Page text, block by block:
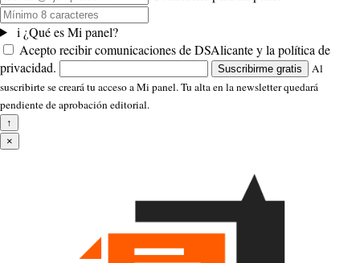
i ¿Qué es Mi panel?
Acepto recibir comunicaciones de DSAlicante y la política de
privacidad.
Suscribirme gratis
Al
suscribirte se creará tu acceso a Mi panel. Tu alta en la newsletter quedará
pendiente de aprobación editorial.
↑
×